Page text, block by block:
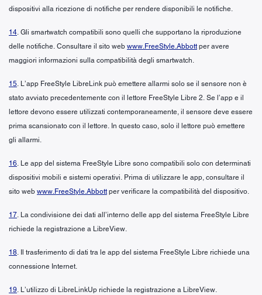
dispositivi alla ricezione di notifiche per rendere disponibili le notifiche.
14. Gli smartwatch compatibili sono quelli che supportano la riproduzione
delle notifiche. Consultare il sito web www.FreeStyle.Abbott per avere
maggiori informazioni sulla compatibilità degli smartwatch.
15. L’app FreeStyle LibreLink può emettere allarmi solo se il sensore non è
stato avviato precedentemente con il lettore FreeStyle Libre 2. Se l’app e il
lettore devono essere utilizzati contemporaneamente, il sensore deve essere
prima scansionato con il lettore. In questo caso, solo il lettore può emettere
gli allarmi.
16. Le app del sistema FreeStyle Libre sono compatibili solo con determinati
dispositivi mobili e sistemi operativi. Prima di utilizzare le app, consultare il
sito web www.FreeStyle.Abbott per verificare la compatibilità del dispositivo.
17. La condivisione dei dati all’interno delle app del sistema FreeStyle Libre
richiede la registrazione a LibreView.
18. Il trasferimento di dati tra le app del sistema FreeStyle Libre richiede una
connessione Internet.
19. L’utilizzo di LibreLinkUp richiede la registrazione a LibreView.